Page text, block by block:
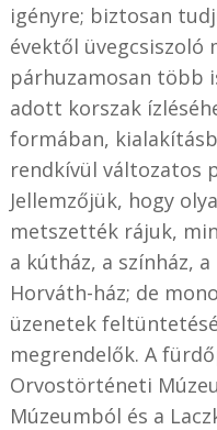
igényre; biztosan
évektől üvegcsiszoló
párhuzamosan több
adott korszak
formában,
rendkívül változatos
Jellemzőjük, hogy
metszették rájuk,
a kútház, a színház,
Horváth-ház; de
üzenetek
megrendelők. A
Orvostörténeti
Múzeumból és a